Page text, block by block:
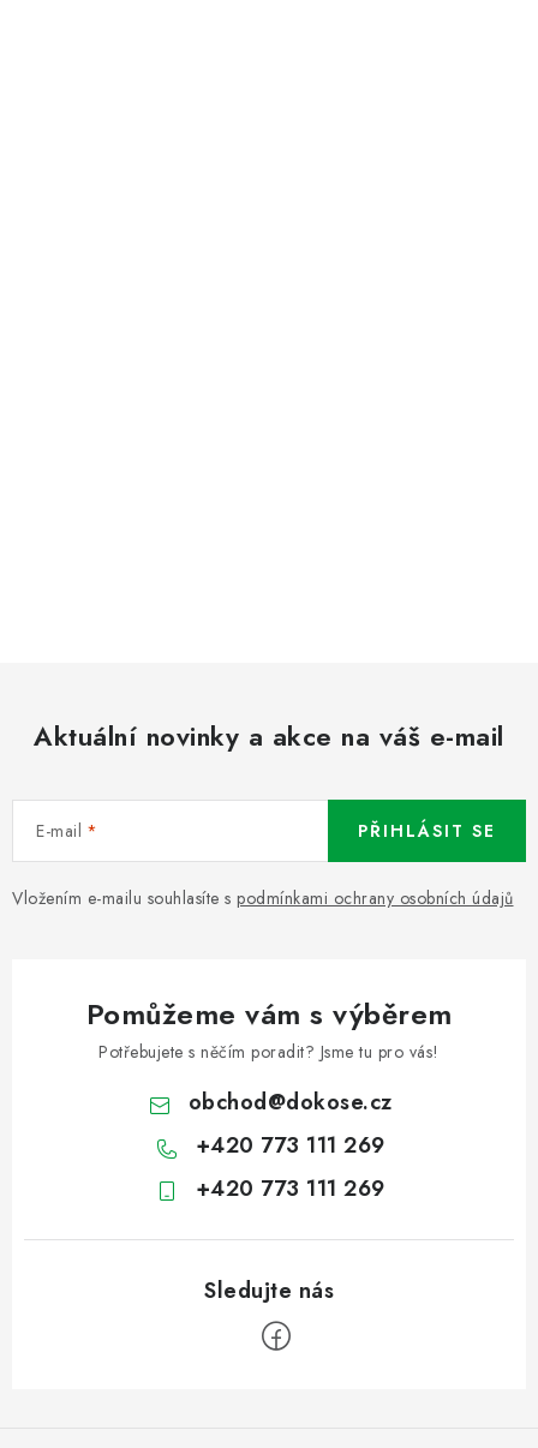
Aktuální novinky a akce na váš e-mail
E-mail
Vložením e-mailu souhlasíte s podmínkami ochrany osobních údajů
PŘIHLÁSIT SE
Pomůžeme vám s výběrem
Potřebujete s něčím poradit? Jsme tu pro vás!
obchod@dokose.cz
+420 773 111 269
+420 773 111 269